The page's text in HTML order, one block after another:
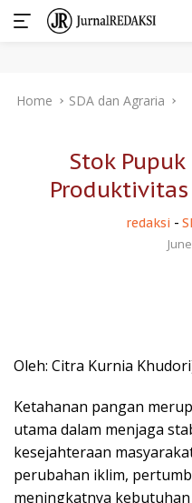
Home SDA dan Agraria
Stok
redaksi -
Oleh: Citra Kurnia
Ketahanan pangan
utama dalam menjaga
kesejahteraan
perubahan iklim,
meningkatnya